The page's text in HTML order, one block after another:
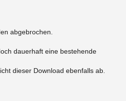
abgebrochen.
dauerhaft eine bestehende
dieser Download ebenfalls ab.